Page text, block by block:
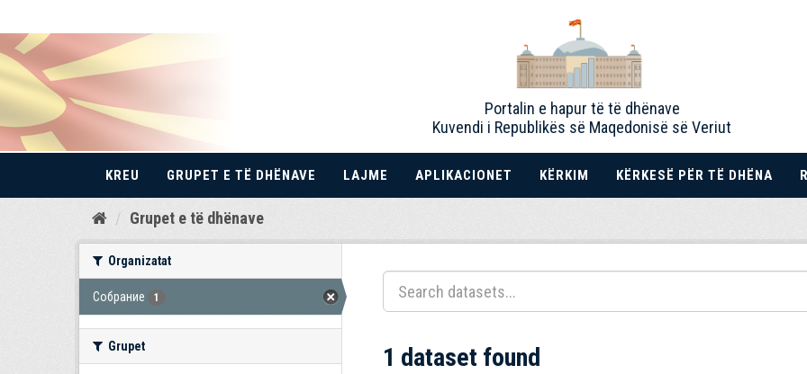
Kalo
Portalin e hapur të të dhënave
Kuvendi i Republikës së Maqedonisë së Veriut
KREU GRUPET E TË DHËNAVE LAJME APLIKACIONET KËRKIM KËRKESË PËR TË DHËNA
Grupet e të dhënave
Organizatat
Собрание 1
Grupet 1 dataset found